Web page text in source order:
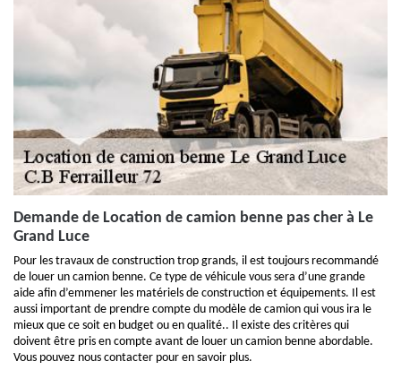
Demande de Location de camion benne pas cher à Le
Grand Luce
Pour les travaux de construction trop grands, il est toujours recommandé
de louer un camion benne. Ce type de véhicule vous sera d’une grande
aide afin d’emmener les matériels de construction et équipements. Il est
aussi important de prendre compte du modèle de camion qui vous ira le
mieux que ce soit en budget ou en qualité.. Il existe des critères qui
doivent être pris en compte avant de louer un camion benne abordable.
Vous pouvez nous contacter pour en savoir plus.